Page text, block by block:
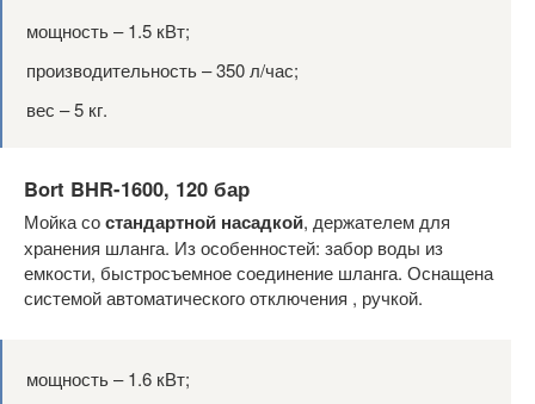
мощность – 1.5 кВт;
производительность – 350 л/час;
вес – 5 кг.
Bort BHR-1600, 120 бар
Мойка состандартной насадкой, держателем для
хранения шланга. Из особенностей: забор воды из
емкости, быстросъемное соединение шланга. Оснащена
системой автоматического отключения , ручкой.
мощность – 1.6 кВт;